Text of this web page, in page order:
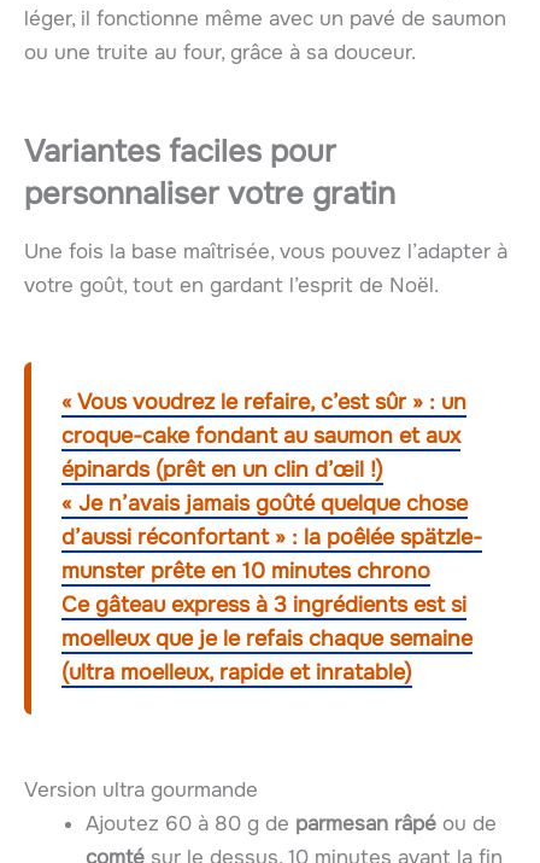
léger, il fonctionne même avec un pavé de saumon
ou une truite au four, grâce à sa douceur.
Variantes faciles pour
personnaliser votre gratin
Une fois la base maîtrisée, vous pouvez l’adapter à
votre goût, tout en gardant l’esprit de Noël.
« Vous voudrez le refaire, c’est sûr » : un
croque-cake fondant au saumon et aux
épinards (prêt en un clin d’œil !)
« Je n’avais jamais goûté quelque chose
d’aussi réconfortant » : la poêlée spätzle-
munster prête en 10 minutes chrono
Ce gâteau express à 3 ingrédients est si
moelleux que je le refais chaque semaine
(ultra moelleux, rapide et inratable)
Version ultra gourmande
Ajoutez 60 à 80 g de parmesan râpé ou de